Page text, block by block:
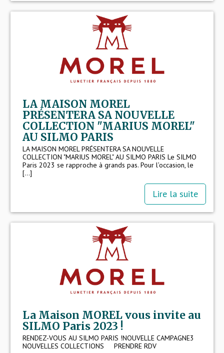
LA MAISON MOREL
PRÉSENTERA SA NOUVELLE
COLLECTION "MARIUS MOREL"
AU SILMO PARIS
LA MAISON MOREL PRÉSENTERA SA NOUVELLE
COLLECTION "MARIUS MOREL" AU SILMO PARIS Le SILMO
Paris 2023 se rapproche à grands pas. Pour l’occasion, le
[...]
Lire la suite
La Maison MOREL vous invite au
SILMO Paris 2023 !
RENDEZ-VOUS AU SILMO PARIS !NOUVELLE CAMPAGNE3
NOUVELLES COLLECTIONS PRENDRE RDV